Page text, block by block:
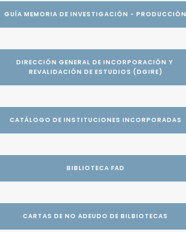
GUÍA MEMORIA DE INVESTIGACIÓN - PRODUCCIÓN
DIRECCIÓN GENERAL DE INCORPORACIÓN Y
REVALIDACIÓN DE ESTUDIOS (DGIRE)
CATÁLOGO DE INSTITUCIONES INCORPORADAS
BIBLIOTECA FAD
CARTAS DE NO ADEUDO DE BILBIOTECAS